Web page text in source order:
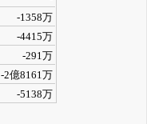
-1358万
-4415万
-291万
-2億8161万
-5138万